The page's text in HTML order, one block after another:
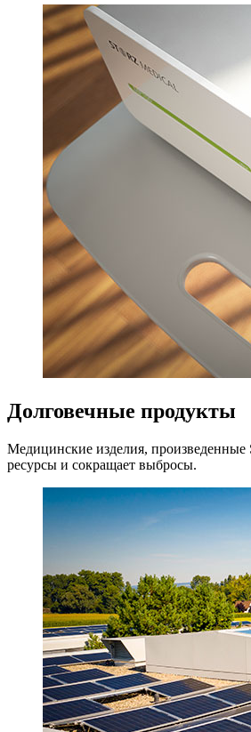
Долговечные продукты
Медицинские изделия,
ресурсы и сокращает выбросы.